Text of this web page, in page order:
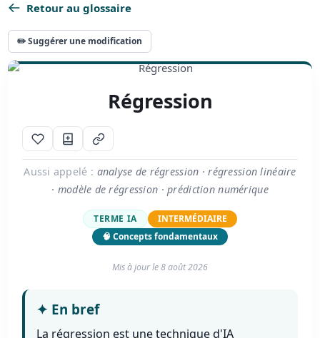
Retour au glossaire
✏️ Suggérer une modification
Régression
Aussi appelé : analyse de régression · régression linéaire
· modèle de régression · prédiction numérique
TERME IA
INTERMÉDIAIRE
🧠 Concepts fondamentaux
Mis à jour le8 août 2026
✦ En bref
La régression est une technique d'IA